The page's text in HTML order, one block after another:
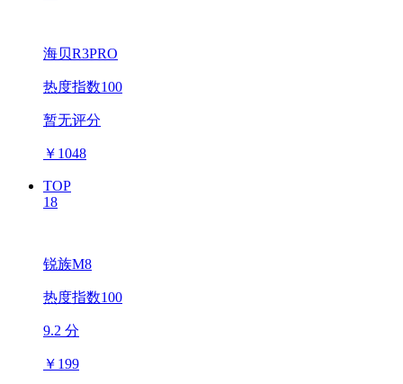
海贝R3PRO
热度指数100
暂无评分
￥ 1048
TOP
18
锐族M8
热度指数100
9.2 分
￥ 199